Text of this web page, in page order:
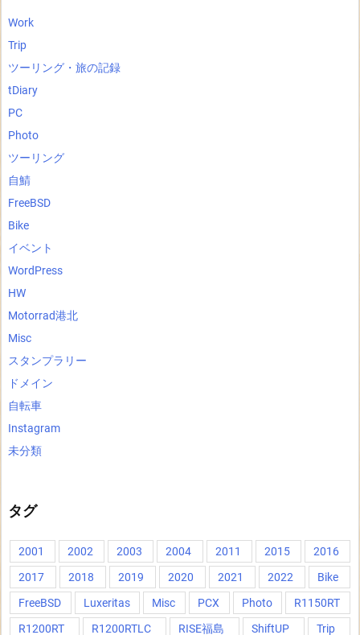
Work
Trip
ツーリング・旅の記録
tDiary
PC
Photo
ツーリング
自鯖
FreeBSD
Bike
イベント
WordPress
HW
Motorrad港北
Misc
スタンプラリー
ドメイン
自転車
Instagram
未分類
タグ
2001 2002 2003 2004 2011 2015
2016
2017
2018 2019 2020 2021 2022
Bike
FreeBSD
Luxeritas Misc PCX Photo
R1150RT
R1200RT
R1200RTLC RISE福島 ShiftUP Trip